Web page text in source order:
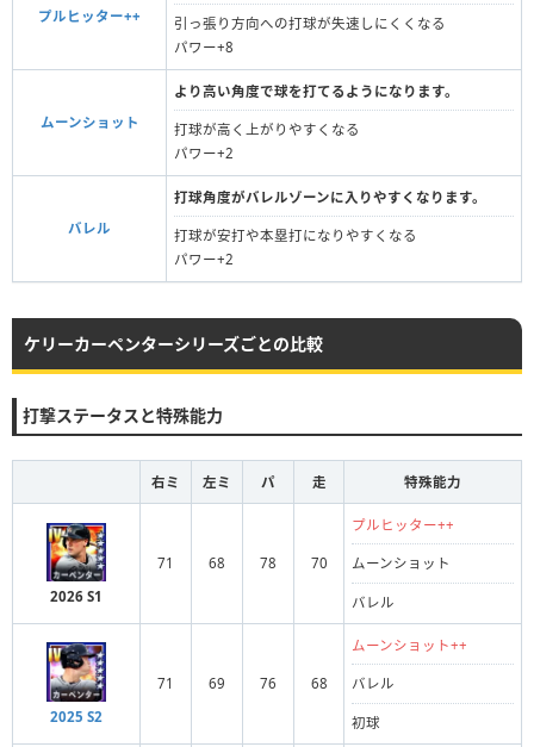
プルヒッター++
引っ張り方向への打球が失速しにくくなる
パワー+8
ムーンショット
より高い角度で球を打てるようになります。
打球が高く上がりやすくなる
パワー+2
バレル
打球角度がバレルゾーンに入りやすくなります。
打球が安打や本塁打になりやすくなる
パワー+2
ケリーカーペンターシリーズごとの比較
打撃ステータスと特殊能力
右ミ 左ミ パ 走 特殊能力
2026 S1
71 68 78 70
プルヒッター++
ムーンショット
バレル
2025 S2
71 69 76 68
ムーンショット++
バレル
初球